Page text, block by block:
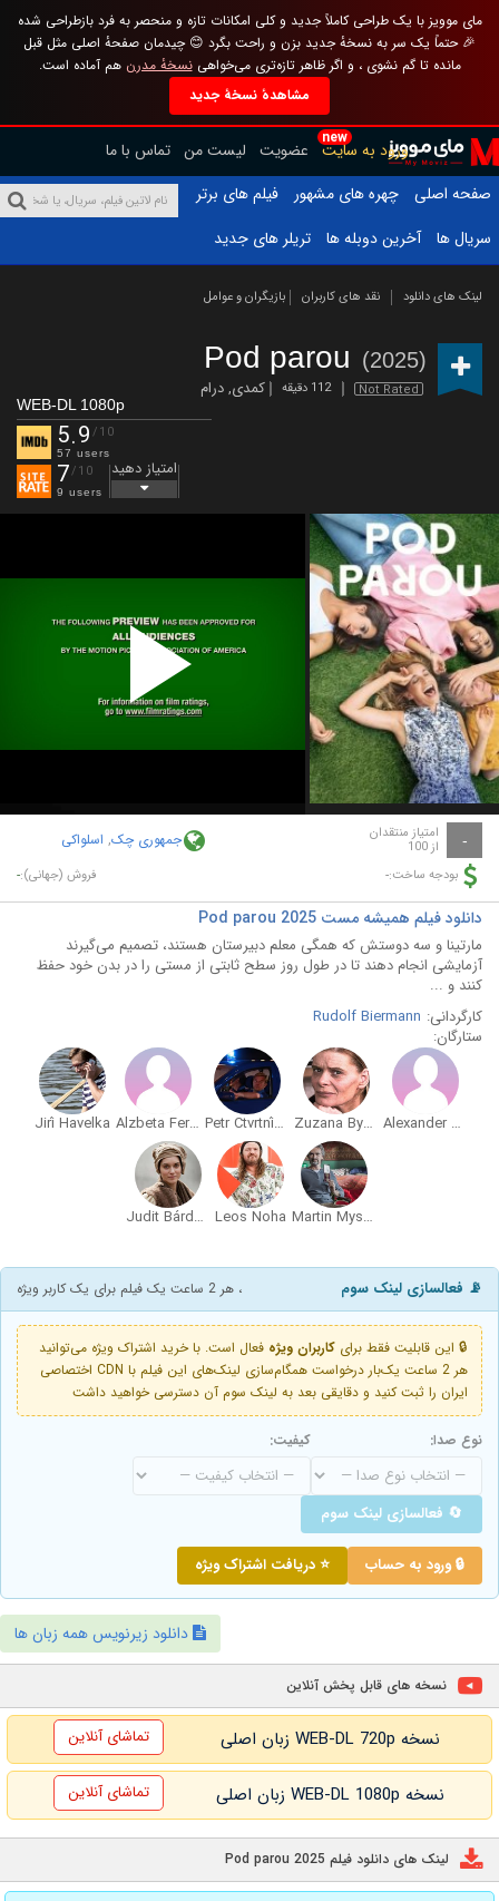
مای موویز با یک طراحی کاملاً جدید و کلی امکانات تازه و منحصر به فرد بازطراحی شده
🎉 حتماً یک سر به نسخهٔ جدید بزن و راحت بگرد 😊 چیدمان صفحهٔ اصلی مثل قبل
مانده تا گم نشوی ، و اگر ظاهر تازه‌تری می‌خواهینسخهٔ مدرن هم آماده است.
مشاهدهٔ نسخهٔ جدید
new
ورود به سایت عضویت لیست من تماس با ما
صفحه اصلی
چهره های مشهور
فیلم های برتر
سریال ها
آخرین دوبله ها تریلر های جدید
لینک های دانلود نقد های کاربران بازیگران و عوامل
Pod parou (2025)
Not Rated 112 دقیقه کمدی,درام
WEB-DL 1080p
5.9 /10
57 users
7/10
9 users
امتیاز دهید
Play
Video
- امتیاز منتقدان
از 100 جمهوری چک, اسلواکی
بودجه ساخت:- فروش (جهانی):-
دانلود فیلم همیشه مست Pod parou 2025
مارتینا و سه دوستش که همگی معلم دبیرستان هستند، تصمیم می‌گیرند
آزمایشی انجام دهند تا در طول روز سطح ثابتی از مستی را در بدن خود حفظ
کنند و ...
کارگردانی: Rudolf Biermann
ستارگان:
Alexander Bárta
Zuzana Bydzovská
Petr Ctvrtnícek
Alzbeta Ferencová
Jirí Havelka
Martin Mysicka
Leos Noha
Judit Bárdos
📡 فعالسازی لینک سوم ، هر 2 ساعت یک فیلم برای یک کاربر ویژه
🔒 این قابلیت فقط برای کاربران ویژه فعال است. با خرید اشتراک ویژه می‌توانید
هر 2 ساعت یک‌بار درخواست همگام‌سازی لینک‌های این فیلم با CDN اختصاصی
ایران را ثبت کنید و دقایقی بعد به لینک سوم آن دسترسی خواهید داشت
نوع صدا: کیفیت:
🔄 فعالسازی لینک سوم
🔒 ورود به حساب ⭐ دریافت اشتراک ویژه
دانلود زیرنویس همه زبان ها
نسخه های قابل پخش آنلاین
نسخه WEB-DL 720p زبان اصلی تماشای آنلاین
نسخه WEB-DL 1080p زبان اصلی تماشای آنلاین
لینک های دانلود فیلم Pod parou 2025